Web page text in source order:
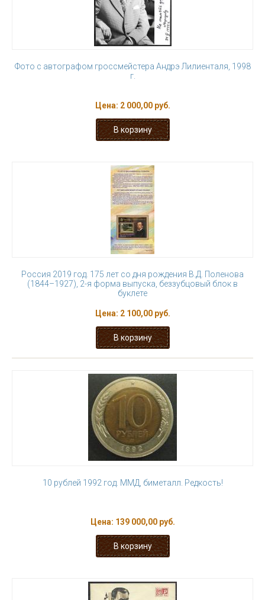
Фото с автографом гроссмейстера Андрэ Лилиенталя, 1998
г.
Цена: 2 000,00 руб.
Россия 2019 год. 175 лет со дня рождения В.Д. Поленова
(1844–1927), 2-я форма выпуска, беззубцовый блок в
буклете
Цена: 2 100,00 руб.
10 рублей 1992 год. ММД, биметалл. Редкость!
Цена: 139 000,00 руб.